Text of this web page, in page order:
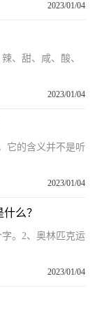
2023/01/04
、甜、咸、酸、
2023/01/04
它的含义并不是听
2023/01/04
么？
。2、奥林匹克运
2023/01/04